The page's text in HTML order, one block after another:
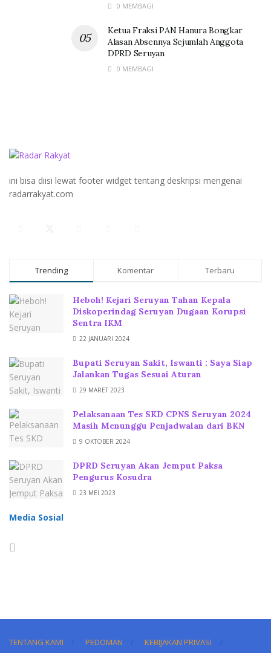
0 MEMBAGI
Ketua Fraksi PAN Hanura Bongkar
Alasan Absennya Sejumlah Anggota
DPRD Seruyan
0 MEMBAGI
ini bisa diisi lewat footer widget tentang deskripsi mengenai
radarrakyat.com
Trending Komentar Terbaru
Heboh! Kejari Seruyan Tahan Kepala
Diskoperindag Seruyan Dugaan Korupsi
Sentra IKM
22 JANUARI 2024
Bupati Seruyan Sakit, Iswanti : Saya Siap
Jalankan Tugas Sesuai Aturan
29 MARET 2023
Pelaksanaan Tes SKD CPNS Seruyan 2024
Masih Menunggu Penjadwalan dari BKN
9 OKTOBER 2024
DPRD Seruyan Akan Jemput Paksa
Pengurus Kosudra
23 MEI 2023
Media Sosial
TENTANG KAMI PEDOMAN
KEBIJAKAN PRIVASI